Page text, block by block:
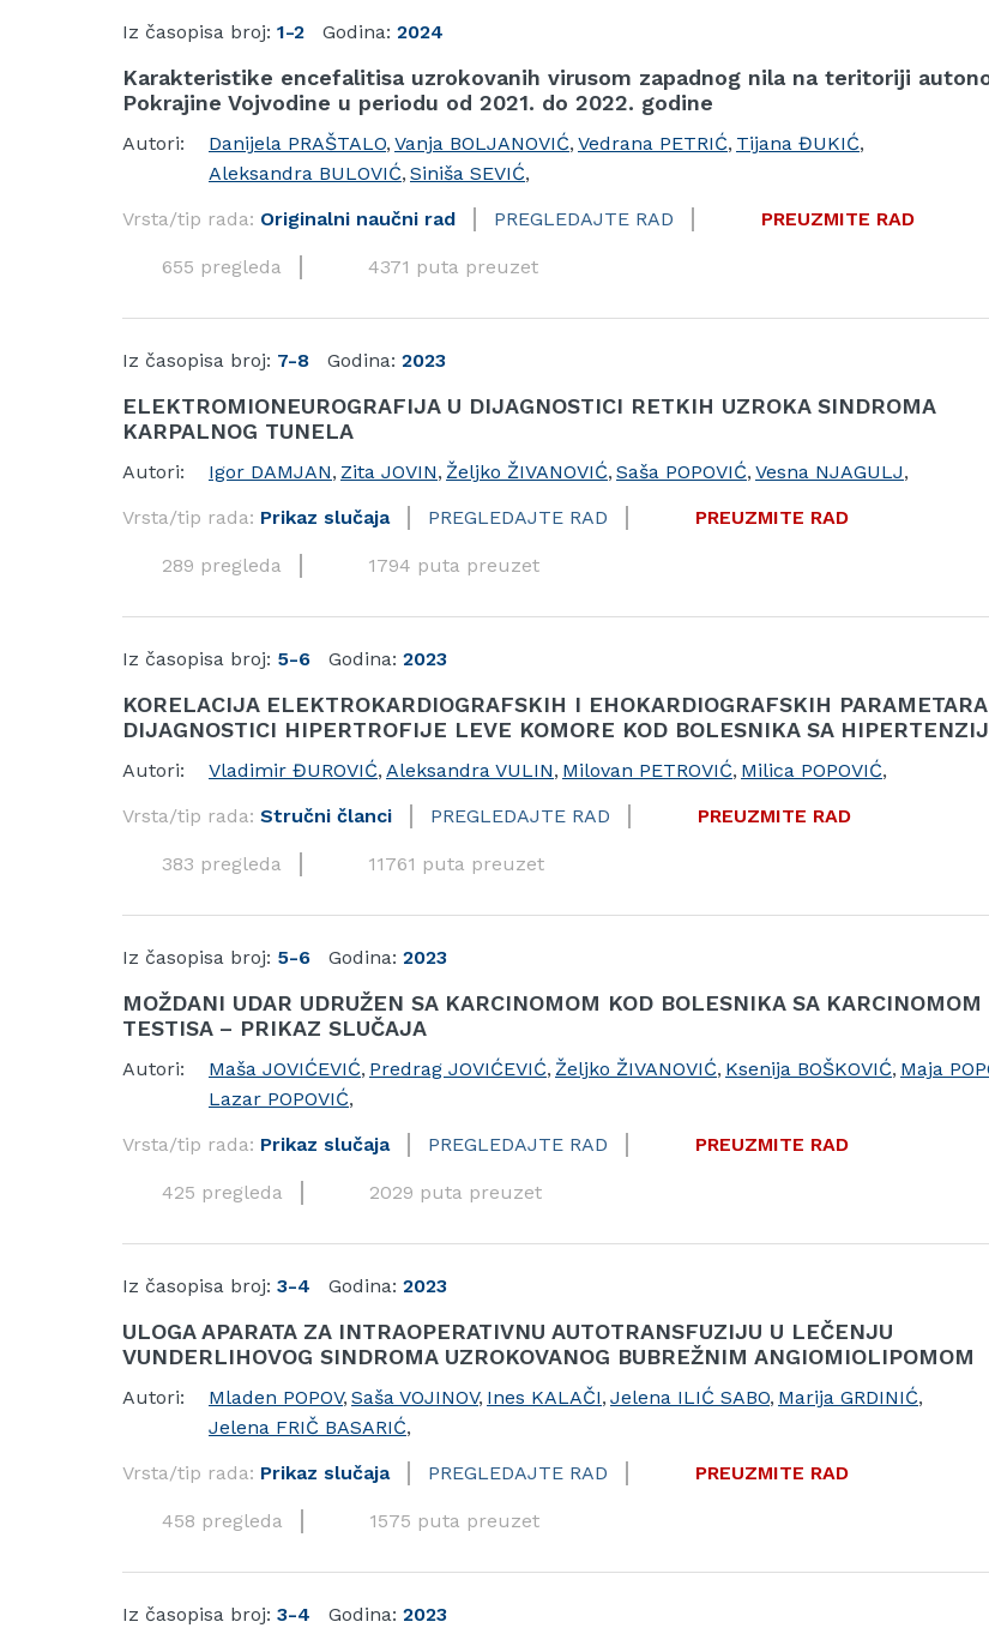
Iz časopisa broj: 1-2 Godina: 2024
Karakteristike encefalitisa uzrokovanih virusom zapadnog nila na teritoriji
Pokrajine Vojvodine u periodu od 2021. do 2022. godine
Autori: Danijela PRAŠTALO, Vanja BOLJANOVIĆ, Vedrana PETRIĆ, Tijana ĐUKIĆ,
Aleksandra BULOVIĆ, Siniša SEVIĆ,
Vrsta/tip rada: Originalni naučni rad PREGLEDAJTE RAD PREUZMITE RAD
655 pregleda 4371 puta preuzet
Iz časopisa broj: 7-8 Godina: 2023
ELEKTROMIONEUROGRAFIJA U DIJAGNOSTICI RETKIH UZROKA SINDROMA
KARPALNOG TUNELA
Autori: Igor DAMJAN, Zita JOVIN, Željko ŽIVANOVIĆ, Saša POPOVIĆ, Vesna NJAGULJ,
Vrsta/tip rada: Prikaz slučaja PREGLEDAJTE RAD PREUZMITE RAD
289 pregleda 1794 puta preuzet
Iz časopisa broj: 5-6 Godina: 2023
KORELACIJA ELEKTROKARDIOGRAFSKIH I EHOKARDIOGRAFSKIH
DIJAGNOSTICI HIPERTROFIJE LEVE KOMORE KOD BOLESNIKA SA
Autori: Vladimir ĐUROVIĆ, Aleksandra VULIN, Milovan PETROVIĆ, Milica POPOVIĆ,
Vrsta/tip rada: Stručni članci PREGLEDAJTE RAD PREUZMITE RAD
383 pregleda 11761 puta preuzet
Iz časopisa broj: 5-6 Godina: 2023
MOŽDANI UDAR UDRUŽEN SA KARCINOMOM KOD BOLESNIKA SA KARCINOMOM
TESTISA – PRIKAZ SLUČAJA
Autori: Maša JOVIĆEVIĆ, Predrag JOVIĆEVIĆ, Željko ŽIVANOVIĆ, Ksenija BOŠKOVIĆ, Maja
Lazar POPOVIĆ,
Vrsta/tip rada: Prikaz slučaja PREGLEDAJTE RAD PREUZMITE RAD
425 pregleda 2029 puta preuzet
Iz časopisa broj: 3-4 Godina: 2023
ULOGA APARATA ZA INTRAOPERATIVNU AUTOTRANSFUZIJU U LEČENJU
VUNDERLIHOVOG SINDROMA UZROKOVANOG BUBREŽNIM ANGIOMIOLIPOMOM
Autori: Mladen POPOV, Saša VOJINOV, Ines KALAČI, Jelena ILIĆ SABO, Marija GRDINIĆ,
Jelena FRIČ BASARIĆ,
Vrsta/tip rada: Prikaz slučaja PREGLEDAJTE RAD PREUZMITE RAD
458 pregleda 1575 puta preuzet
Iz časopisa broj: 3-4 Godina: 2023